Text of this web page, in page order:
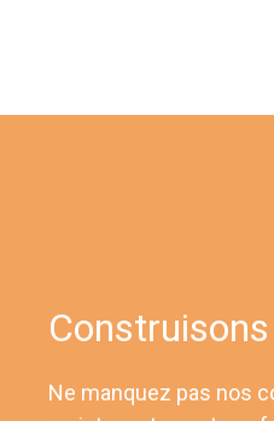
Ne manquez pas nos